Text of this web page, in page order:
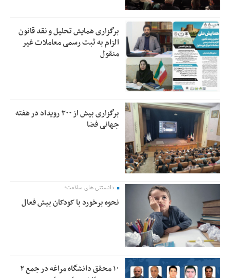
برگزاری همایش تحلیل و نقد قانون
الزام به ثبت رسمی معاملات غیر
منقول
برگزاری بیش از ۳۰۰ رویداد در هفته
جهانی فضا
دانستنی های سلامت؛
نحوه برخورد با کودکان بیش فعال
۱۰ محقق دانشگاه مراغه در جمع ۲